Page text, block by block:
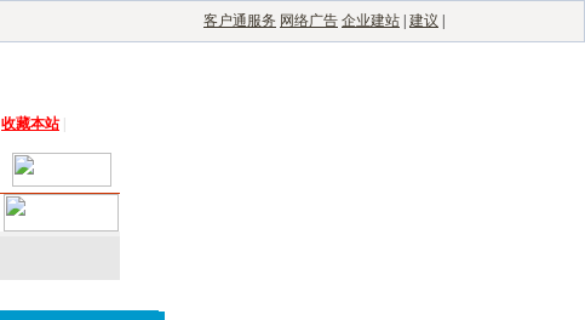
客户通服务 网络广告 企业建站 建议
收藏本站|